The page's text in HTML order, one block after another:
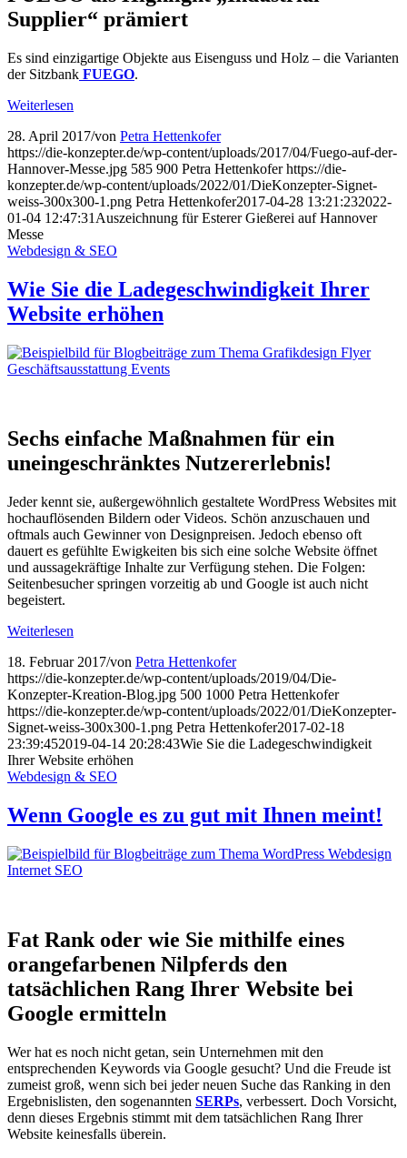
Supplier“ prämiert
Es sind einzigartige Objekte aus Eisenguss und Holz – die Varianten
der Sitzbank FUEGO.
Weiterlesen
28. April 2017/von Petra Hettenkofer
https://die-konzepter.de/wp-content/uploads/2017/04/Fuego-auf-der-
Hannover-Messe.jpg 585 900 Petra Hettenkofer https://die-
konzepter.de/wp-content/uploads/2022/01/DieKonzepter-Signet-
weiss-300x300-1.png Petra Hettenkofer2017-04-28 13:21:232022-
01-04 12:47:31 Auszeichnung für Esterer Gießerei auf Hannover
Messe
Webdesign & SEO
Wie Sie die Lade­geschwin­digkeit Ihrer
Website erhöhen
Sechs einfache Maßnahmen für ein
uneingeschränktes Nutzererlebnis!
Jeder kennt sie, außergewöhnlich gestaltete WordPress Websites mit
hochauflösenden Bildern oder Videos. Schön anzuschauen und
oftmals auch Gewinner von Designpreisen. Jedoch ebenso oft
dauert es gefühlte Ewigkeiten bis sich eine solche Website öffnet
und aussagekräftige Inhalte zur Verfügung stehen. Die Folgen:
Seitenbesucher springen vorzeitig ab und Google ist auch nicht
begeistert.
Weiterlesen
18. Februar 2017/von Petra Hettenkofer
https://die-konzepter.de/wp-content/uploads/2019/04/Die-
Konzepter-Kreation-Blog.jpg 500 1000 Petra Hettenkofer
https://die-konzepter.de/wp-content/uploads/2022/01/DieKonzepter-
Signet-weiss-300x300-1.png Petra Hettenkofer2017-02-18
23:39:452019-04-14 20:28:43Wie Sie die Lade­geschwin­digkeit
Ihrer Website erhöhen
Webdesign & SEO
Wenn Google es zu gut mit Ihnen meint!
Fat Rank oder wie Sie mithilfe eines
orangefarbenen Nilpferds den
tatsächlichen Rang Ihrer Website bei
Google ermitteln
Wer hat es noch nicht getan, sein Unternehmen mit den
entsprechenden Keywords via Google gesucht? Und die Freude ist
zumeist groß, wenn sich bei jeder neuen Suche das Ranking in den
Ergebnislisten, den sogenannten SERPs, verbessert. Doch Vorsicht,
denn dieses Ergebnis stimmt mit dem tatsächlichen Rang Ihrer
Website keinesfalls überein.